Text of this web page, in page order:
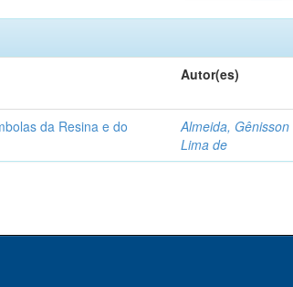
Autor(es)
da Resina e do
Almeida, Gênisson
Lima de